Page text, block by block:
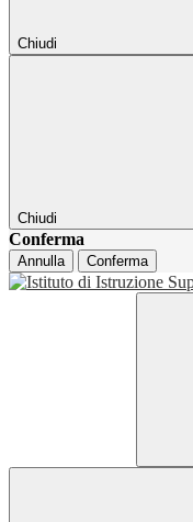
Chiudi
Chiudi
Conferma
Annulla Conferma